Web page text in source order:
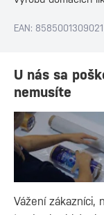
EAN: 8585001309021
U nás sa
nemusíte
Vážení zákazníci,